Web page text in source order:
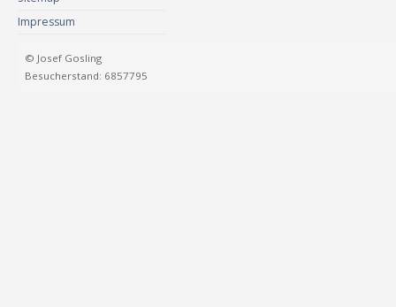
Impressum
© Josef Gosling
Besucherstand: 6857795